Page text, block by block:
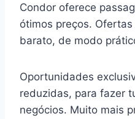
Condor oferece
ótimos preços.
barato, de modo
Oportunidades
reduzidas, para fazer
negócios. Muito mais